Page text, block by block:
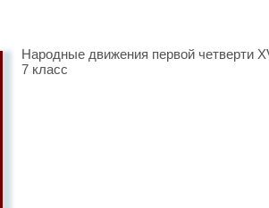
Народные движения первой четверти
7 класс